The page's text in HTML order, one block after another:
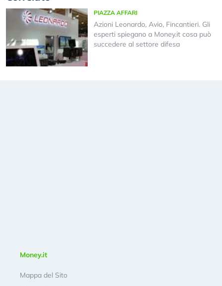
PIAZZA AFFARI
Azioni Leonardo, Avio, Fincantieri. Gli
esperti spiegano a Money.it cosa può
succedere al settore difesa
Money.it
Mappa del Sito